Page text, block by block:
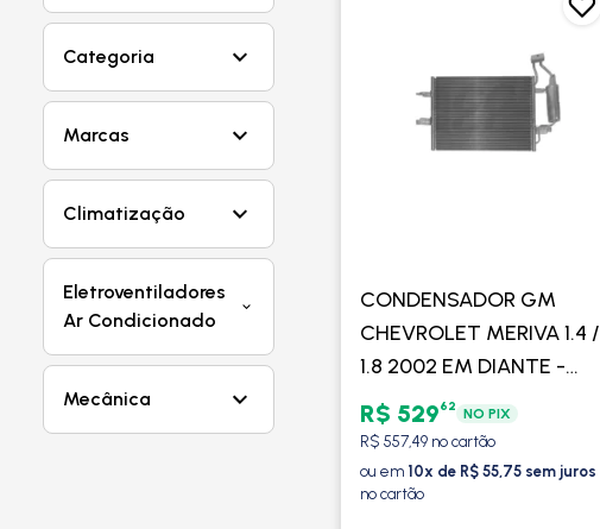
Categoria
Marcas
Climatização
Eletroventiladores
Ar Condicionado
Mecânica
CONDENSADOR GM
CHEVROLET MERIVA 1.4 /
1.8 2002 EM DIANTE -
PROCOOLER
R$ 52962 NO PIX
R$ 557,49 no cartão
ou em 10x de R$ 55,75 sem juros
no cartão